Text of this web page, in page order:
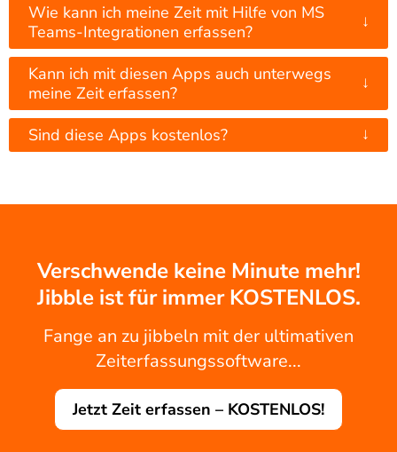
Wie kann ich meine Zeit mit Hilfe von MS
Teams-Integrationen erfassen?
↓
Kann ich mit diesen Apps auch unterwegs
meine Zeit erfassen?
↓
Sind diese Apps kostenlos? ↓
Verschwende keine Minute mehr!
Jibble ist für immer KOSTENLOS.
Fange an zu jibbeln mit der ultimativen
Zeiterfassungssoftware...
Jetzt Zeit erfassen – KOSTENLOS!